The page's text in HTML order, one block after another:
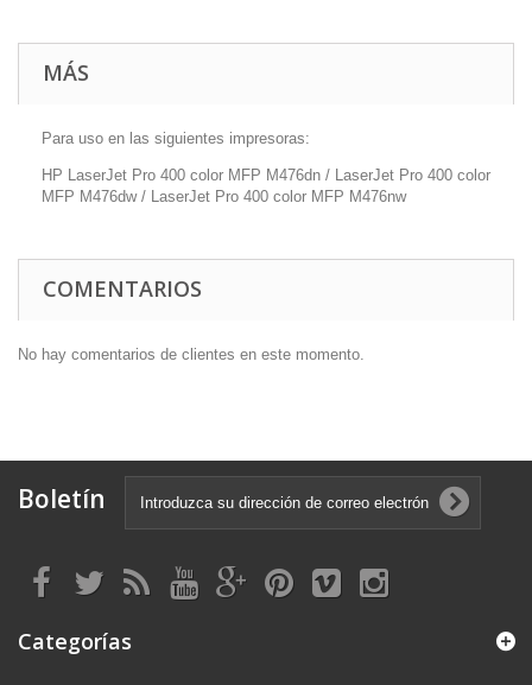
MÁS
Para uso en las siguientes impresoras:
HP LaserJet Pro 400 color MFP M476dn / LaserJet Pro 400 color
MFP M476dw / LaserJet Pro 400 color MFP M476nw
COMENTARIOS
No hay comentarios de clientes en este momento.
Boletín
Categorías